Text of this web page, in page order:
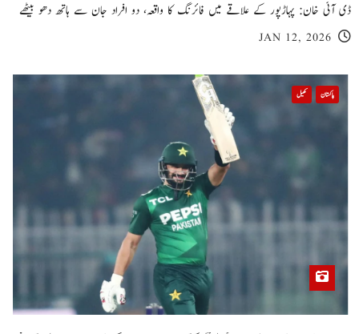
ڈی آئی خان: پہاڑپور کے علاقے میں فائرنگ کا واقعہ، دو افراد جان سے ہاتھ دھو بیٹھے
JAN 12, 2026
پاکستان کھیل